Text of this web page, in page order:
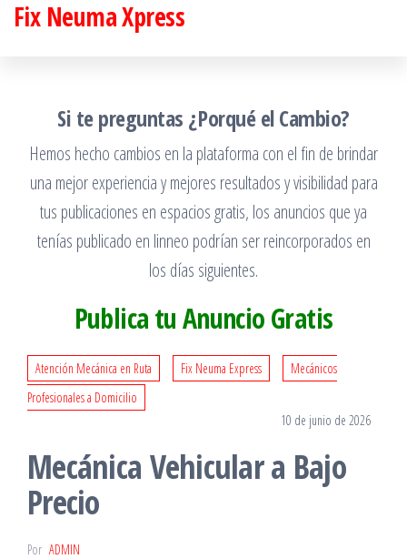
SaltarFix Neuma Xpress
Si te preguntas ¿Porqué el Cambio?
Hemos hecho cambios en la plataforma con el fin de brindar
una mejor experiencia y mejores resultados y visibilidad para
tus publicaciones en espacios gratis, los anuncios que ya
tenías publicado en linneo podrían ser reincorporados en
los días siguientes.
Publica tu Anuncio Gratis
Atención Mecánica en Ruta Fix Neuma Express
Mecánicos
Profesionales a Domicilio
10 de junio de 2026
Mecánica Vehicular a Bajo
Precio
Por ADMIN